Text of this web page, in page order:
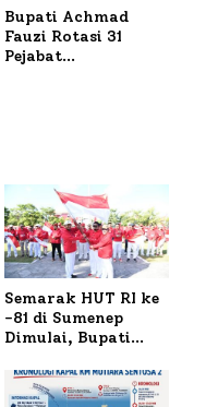
Bupati Achmad
Fauzi Rotasi 31
Pejabat
Semarak HUT RI ke
-81 di Sumenep
Dimulai, Bupati
Doa untuk Korban
Kapal Terbakar